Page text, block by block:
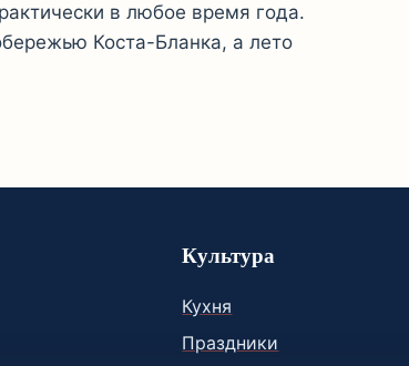
в любое время года.
Коста-Бланка, а лето
Культура
Кухня
Праздники